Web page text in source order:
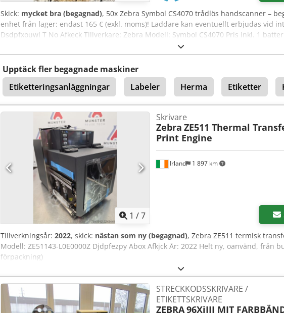
Skick: mycket bra (begagnad), 50x Zebra Symbol CS4070 trådlös handscanner –
enhet från lager: endast 165 € (exkl. moms)! Laddare kan eventuellt erbjudas vid
Dsdpfxouwl T No Afkeck Tillverkare: Zebra Modell: Symbol CS4070 Pris inkl. 1
ev. mot tillägg) Tillverkningsår: okänt Skick: gott – mycket gott Tillgänglig: omgående
Frankenberg / Sachsen
Upptäck fler begagnade maskiner
Etiketteringsanläggningar
Labeler Herma Etiketter
1 /7
Irland 1 897 km
Skrivare
Zebra ZE511 Thermal
Print Engine
Tillverkningsår: 2022, skick: nästan som ny (begagnad), Zebra ZE511 termisk
Modell: ZE51143-L0E0000Z Djdpfezpy Abox Afkjck År: 2022 Helt ny, oanvänd, från
förpackning)
STRECKKODSSKRIVARE /
ETIKETTSKRIVARE
ZEBRA96XiIII MIT